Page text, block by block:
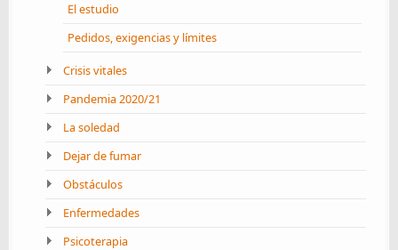
El estudio
Pedidos, exigencias y límites
Crisis vitales
Pandemia 2020/21
La soledad
Dejar de fumar
Obstáculos
Enfermedades
Psicoterapia